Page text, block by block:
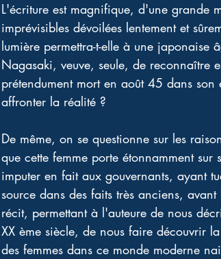
L'écriture est magnifique, d'une grande
imprévisibles dévoilées lentement et
lumière permettra-t-elle à une japonaise
Nagasaki, veuve, seule, de reconnaître
prétendument mort en août 45 dans son
affronter la réalité ?
De même, on se questionne sur les
que cette femme porte étonnamment
imputer en fait aux gouvernants, ayant
source dans des faits très anciens,
récit, permettant à l'auteure de nous
XX ème siècle, de nous faire découvrir
des femmes dans ce monde moderne